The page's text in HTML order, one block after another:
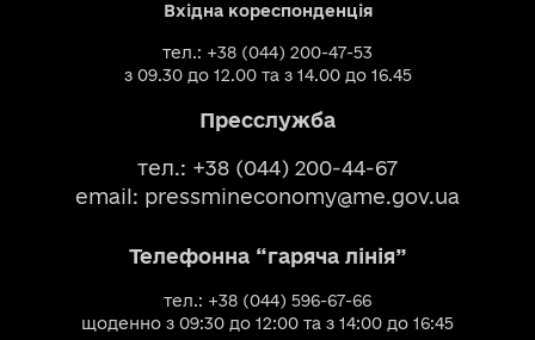
Вхідна кореспонденція
тел.: +38 (044) 200-47-53
з 09.30 до 12.00 та з 14.00 до 16.45
Пресслужба
тел.: +38 (044) 200-44-67
email: pressmineconomy@me.gov.ua
Телефонна “гаряча лінія”
тел.: +38 (044) 596-67-66
щоденно з 09:30 до 12:00 та з 14:00 до 16:45